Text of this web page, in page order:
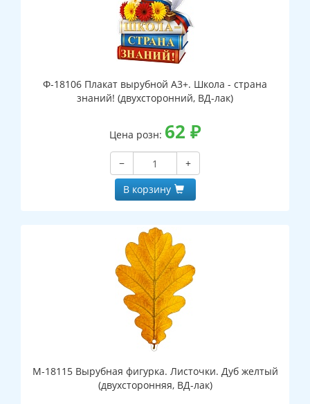
Ф-18106 Плакат вырубной А3+. Школа - страна
знаний! (двухсторонний, ВД-лак)
Цена розн: 62 ₽
−
+
В корзину
М-18115 Вырубная фигурка. Листочки. Дуб желтый
(двухсторонняя, ВД-лак)